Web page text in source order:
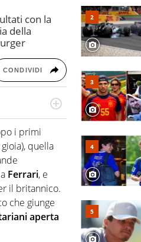
con la
della
CONDIVIDI
sia Sport,
o alle
i primi
quella
Ferrari, e
il britannico.
che giunge
aperta